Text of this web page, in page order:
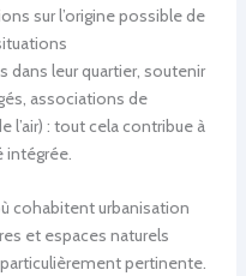
sur l’origine possible de
leur quartier, soutenir
associations de
l’air) : tout cela contribue à
intégrée.
cohabitent urbanisation
et espaces naturels
pertinente.